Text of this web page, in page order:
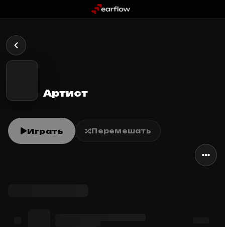
Артист
Играть Перемешать